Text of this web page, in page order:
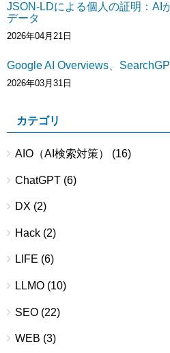
JSON-LDによる個人の証明：AI
データ
2026年04月21日
Google AI Overviews、
2026年03月31日
カテゴリ
AIO（AI検索対策） (16)
ChatGPT (6)
DX (2)
Hack (2)
LIFE (6)
LLMO (10)
SEO (22)
WEB (3)